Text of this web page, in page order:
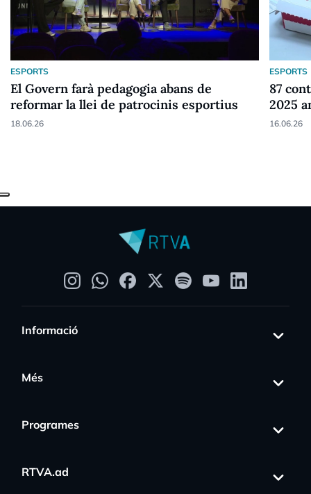
ESPORTS
El Govern farà pedagogia abans de
reformar la llei de patrocinis esportius
18.06.26
ESPORTS
87
2025
16.06.26
Informació
Més
Programes
RTVA.ad